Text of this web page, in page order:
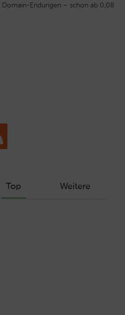
Endungen – schon ab 0,08
Top Weitere